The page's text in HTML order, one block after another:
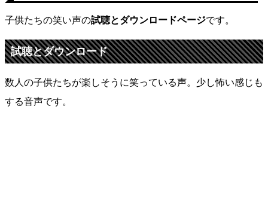
子供たちの笑い声の試聴とダウンロードページです。
試聴とダウンロード
数人の子供たちが楽しそうに笑っている声。少し怖い感じも
する音声です。